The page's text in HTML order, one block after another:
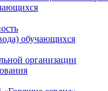
обучающихся
организации